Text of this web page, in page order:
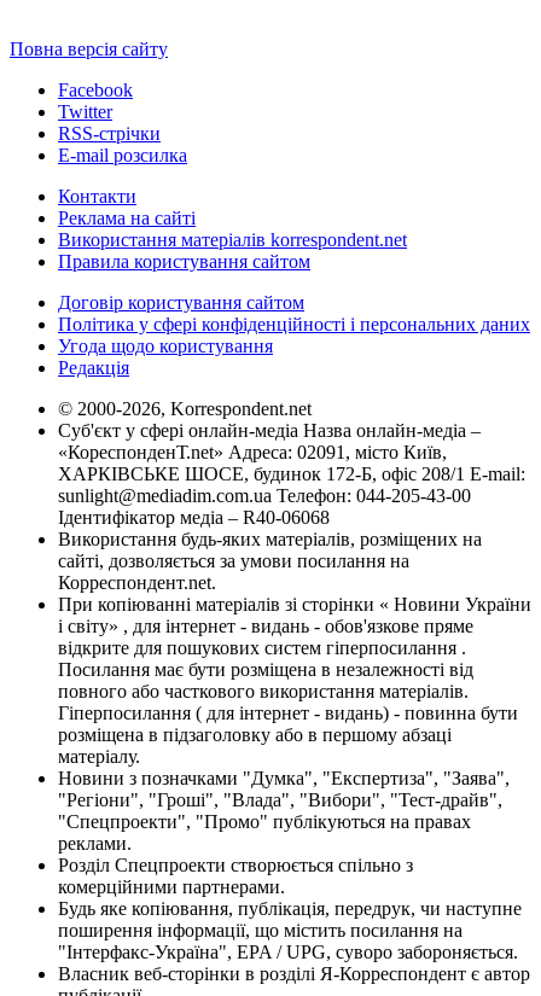
Повна версія сайту
Facebook
Twitter
RSS-стрічки
E-mail розсилка
Контакти
Реклама на сайті
Використання матеріалів korrespondent.net
Правила користування сайтом
Договір користування сайтом
Політика у сфері конфіденційності і персональних даних
Угода щодо користування
Редакція
© 2000-2026, Korrespondent.net
Суб'єкт у сфері онлайн-медіа Назва онлайн-медіа –
«КореспонденТ.net» Адреса: 02091, місто Київ,
ХАРКІВСЬКЕ ШОСЕ, будинок 172-Б, офіс 208/1 E-mail:
sunlight@mediadim.com.ua Телефон: 044-205-43-00
Ідентифікатор медіа – R40-06068
Використання будь-яких матеріалів, розміщених на
сайті, дозволяється за умови посилання на
Корреспондент.net.
При копіюванні матеріалів зі сторінки « Новини України
і світу» , для інтернет - видань - обов'язкове пряме
відкрите для пошукових систем гіперпосилання .
Посилання має бути розміщена в незалежності від
повного або часткового використання матеріалів.
Гіперпосилання ( для інтернет - видань) - повинна бути
розміщена в підзаголовку або в першому абзаці
матеріалу.
Новини з позначками "Думка", "Експертиза", "Заява",
"Регіони", "Гроші", "Влада", "Вибори", "Тест-драйв",
"Спецпроекти", "Промо" публікуються на правах
реклами.
Розділ Спецпроекти створюється спільно з
комерційними партнерами.
Будь яке копіювання, публікація, передрук, чи наступне
поширення інформації, що містить посилання на
"Інтерфакс-Україна", EPA / UPG, суворо забороняється.
Власник веб-сторінки в розділі Я-Корреспондент є автор